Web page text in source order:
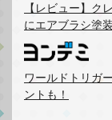
【レビュー】ク
にエアブラシ塗
ワールドトリガ
ントも！